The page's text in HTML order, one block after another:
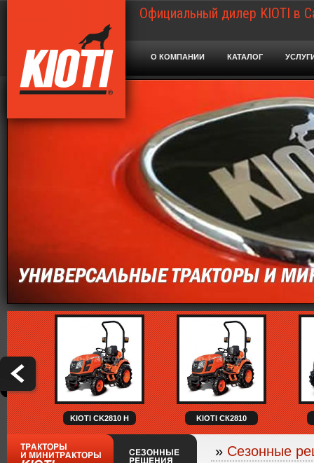
Официальный дилер KIOTI в
О КОМПАНИИ КАТАЛОГ
KIOTI CK2810 H KIOTI СК2810
» Сезонные